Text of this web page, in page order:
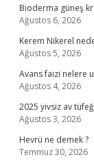
Bioderma güneş
Ağustos 6, 2026
Kerem Nikerel
Ağustos 5, 2026
Avans faizi nelere
Ağustos 4, 2026
2025 yivsiz av
Ağustos 3, 2026
Hevrü ne demek ?
Temmuz 30, 2026